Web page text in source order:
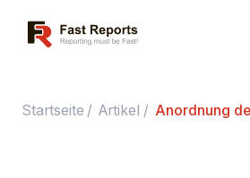
Fast Reports
Startseite / Artikel / Anordnung